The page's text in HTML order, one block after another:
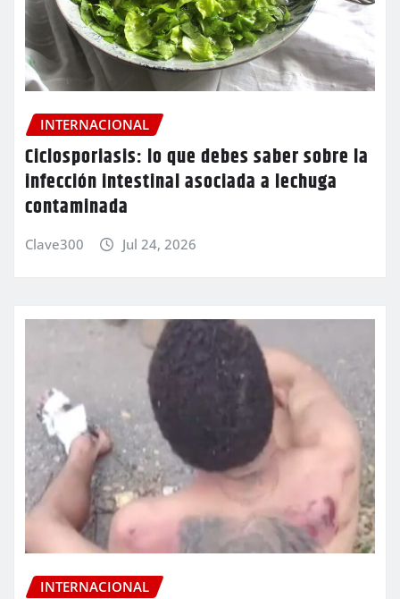
INTERNACIONAL
Ciclosporiasis: lo que debes saber sobre la
infección intestinal asociada a lechuga
contaminada
Clave300 Jul 24, 2026
INTERNACIONAL